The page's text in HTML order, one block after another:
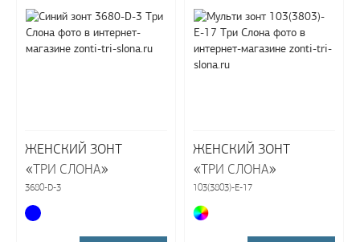
ЖЕНСКИЙ ЗОНТ
«ТРИ СЛОНА»
3680-D-3
ЖЕНСКИЙ ЗОНТ
«ТРИ СЛОНА»
103(3803)-E-17